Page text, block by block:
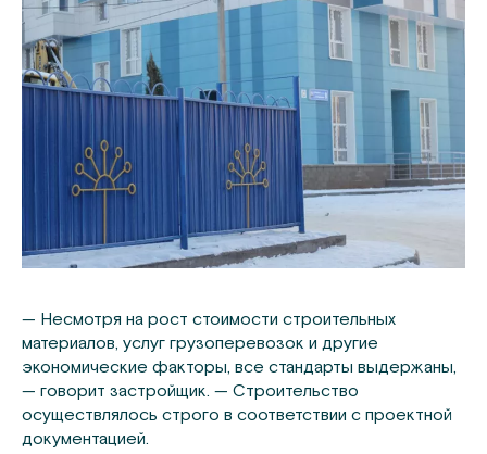
— Несмотря на рост стоимости строительных
материалов, услуг грузоперевозок и другие
экономические факторы, все стандарты выдержаны,
— говорит застройщик. — Строительство
осуществлялось строго в соответствии с проектной
документацией.